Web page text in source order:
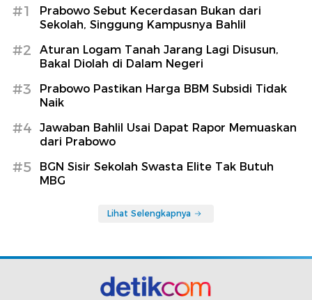
#1
Prabowo Sebut Kecerdasan Bukan dari
Sekolah, Singgung Kampusnya Bahlil
#2
Aturan Logam Tanah Jarang Lagi Disusun,
Bakal Diolah di Dalam Negeri
#3
Prabowo Pastikan Harga BBM Subsidi Tidak
Naik
#4
Jawaban Bahlil Usai Dapat Rapor Memuaskan
dari Prabowo
#5
BGN Sisir Sekolah Swasta Elite Tak Butuh
MBG
Lihat Selengkapnya